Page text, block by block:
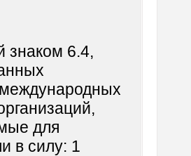
знаком 6.4,
международных
для
в силу: 1